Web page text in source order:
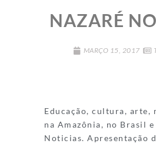
NAZARÉ
MARÇO 15, 2017
Educação, cultura, arte,
na Amazônia, no Brasil
Noticias. Apresentação